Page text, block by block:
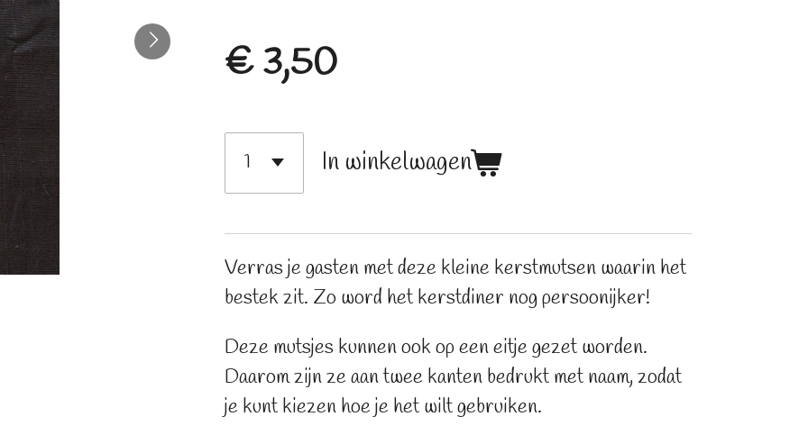
€ 3,50
In winkelwagen
Verras je gasten met deze kleine kerstmutsen waarin het
bestek zit. Zo word het kerstdiner nog persoonijker!
Deze mutsjes kunnen ook op een eitje gezet worden.
Daarom zijn ze aan twee kanten bedrukt met naam, zodat
je kunt kiezen hoe je het wilt gebruiken.